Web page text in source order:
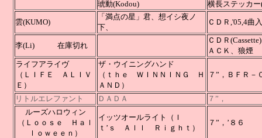
琥動(Kodou)
横長ステッカ
雲(KUMO)
「満点の星」君、想イシ夜ノ
下、
ＣＤＲ
李(Li) 在庫切れ
ＣＤＲ
ＡＣＫ、狼煙
ライフアライヴ
（ＬＩＦＥ ＡＬＩＶ
Ｅ）
ザ・ウイニングハンド
（ｔｈｅ ＷＩＮＮＩＮＧ Ｈ
ＡＮＤ）
７”，ＢＦＲ－
リトルエレファント ＤＡＤＡ
７”，
ルーズハロウィン
（Ｌｏｏｓｅ Ｈａｌ
ｌｏｗｅｅｎ）
イッツオールライト（Ｉ
ｔ’ｓ Ａｌｌ Ｒｉｇｈｔ）
７